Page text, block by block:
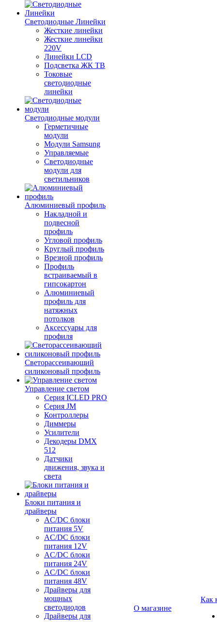
Светодиодные Линейки
Жесткие линейки
Жесткие линейки
220V
Линейки LCD
Подсветка ЖК ТВ
Токовые
светодиодные
линейки
Светодиодные модули
Герметичные
модули
Модули Samsung
Управляемые
Светодиодные
модули для
светильников
Алюминиевый профиль
Накладной и
подвесной
профиль
Угловой профиль
Круглый профиль
Врезной профиль
Профиль
встраиваемый в
гипсокартон
Алюминиевый
профиль для
натяжных
потолков
Аксессуары для
профиля
Светорассеивающий
силиконовый профиль
Управление светом
Серия ICLED PRO
Серия JM
Контроллеры
Диммеры
Усилители
Декодеры DMX
512
Датчики
движения, звука и
света
Блоки питания и
драйверы
AC/DC блоки
питания 5V
AC/DC блоки
питания 12V
AC/DC блоки
питания 24V
AC/DC блоки
питания 48V
Драйверы для
мощных
светодиодов
Драйверы для
О магазине
Как